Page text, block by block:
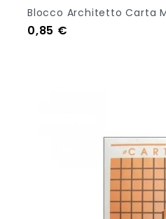
Blocco Architetto Carta
Prezzo
0,85 €